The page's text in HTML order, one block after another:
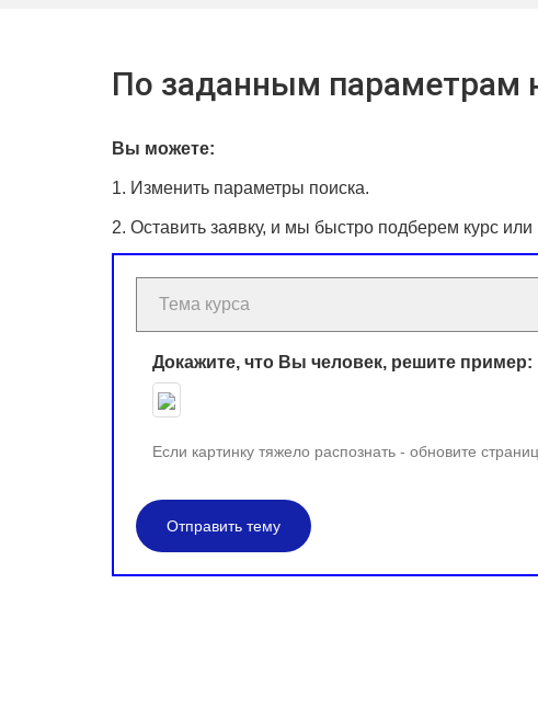
По заданным параметрам
Вы можете:
1. Изменить параметры поиска.
2. Оставить заявку, и мы быстро подберем курс или
Докажите, что Вы человек, решите пример:
Если картинку тяжело распознать - обновите
Отправить тему